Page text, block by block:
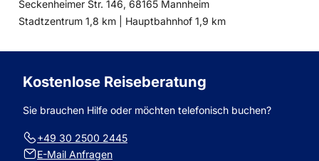
Seckenheimer Str. 146, 68165 Mannheim
Entfernung
Stadtzentrum 1,8 km | Entfernung
Hauptbahnhof 1,9 km
Kostenlose Reiseberatung
Sie brauchen Hilfe oder möchten telefonisch buchen?
+49 30 2500 2445
E-Mail Anfragen